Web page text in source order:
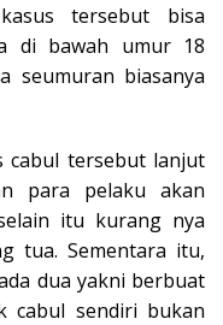
tersebut bisa
di bawah umur 18
seumuran biasanya
cabul tersebut lanjut
para pelaku akan
itu kurang nya
tua. Sementara itu,
dua yakni berbuat
cabul sendiri bukan